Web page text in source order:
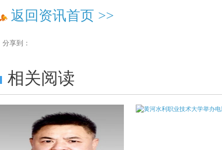
返回资讯首页 >>
分享到：
相关阅读